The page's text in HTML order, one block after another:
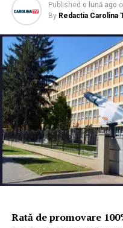
Published o lună ago
By Redactia Carolina
Rată de promovare